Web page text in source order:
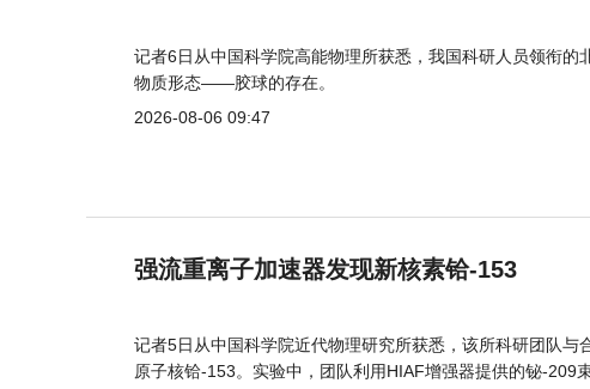
记者6日从中国科学院高能物理所获悉，我国科研人员领衔
物质形态——胶球的存在。
2026-08-06 09:47
强流重离子加速器发现新核素铪-153
记者5日从中国科学院近代物理研究所获悉，该所科研团队
原子核铪-153。实验中，团队利用HIAF增强器提供的铋-209